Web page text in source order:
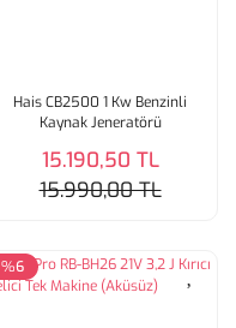
Hais CB2500 1 Kw Benzinli
Kaynak Jeneratörü
15.190,50 TL
15.990,00 TL
%6